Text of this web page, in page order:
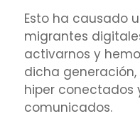
Esto ha causado
migrantes
activarnos y
dicha
hiper conectados
comunicados.